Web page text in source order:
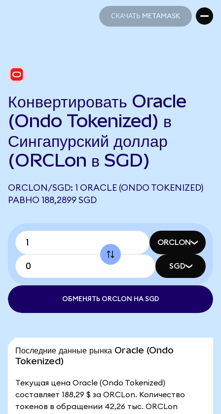
СКАЧАТЬ METAMASK
Конвертировать Oracle
(Ondo Tokenized) в
Сингапурский доллар
(ORCLon в SGD)
ORCLON/SGD: 1 ORACLE (ONDO TOKENIZED)
РАВНО 188,2899 SGD
ORCLON
SGD
ОБМЕНЯТЬ ORCLON НА SGD
Последние данные рынка Oracle (Ondo
Tokenized)
Текущая цена Oracle (Ondo Tokenized)
составляет 188,29 $ за ORCLon. Количество
токенов в обращении 42,26 тыс. ORCLon